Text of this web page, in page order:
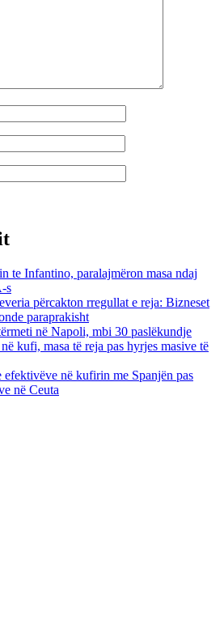
te Infantino, paralajmëron masa ndaj
s
përcakton rregullat e reja: Bizneset
paraprakisht
në Napoli, mbi 30 paslëkundje
kufi, masa të reja pas hyrjes masive të
në kufirin me Spanjën pas
në Ceuta